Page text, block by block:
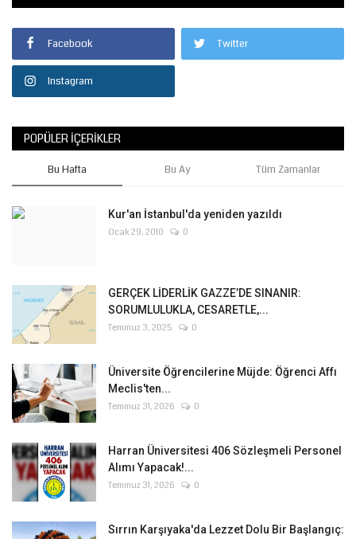
Facebook Twitter
Instagram
POPÜLER İÇERIKLER
Bu Hafta Bu Ay Tüm Zamanlar
Kur'an İstanbul'da yeniden yazıldı
Ocak 29, 2010 0
GERÇEK LİDERLİK GAZZE’DE SINANIR:
SORUMLULUKLA, CESARETLE,...
Temmuz 3, 2025 0
Üniversite Öğrencilerine Müjde: Öğrenci Affı
Meclis'ten...
Temmuz 31, 2026 0
Harran Üniversitesi 406 Sözleşmeli Personel
Alımı Yapacak!...
Temmuz 31, 2026 0
Sırrın Karşıyaka'da Lezzet Dolu Bir Başlangıç: